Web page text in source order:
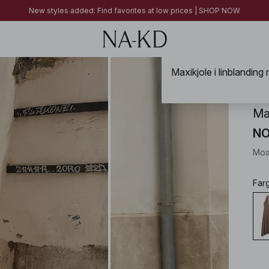
FINAL SALE | SHOP NOW
FINAL SALE | SHOP NOW
New styles added: Find favorites at low prices | SHOP NOW
Maxikjole i linblanding